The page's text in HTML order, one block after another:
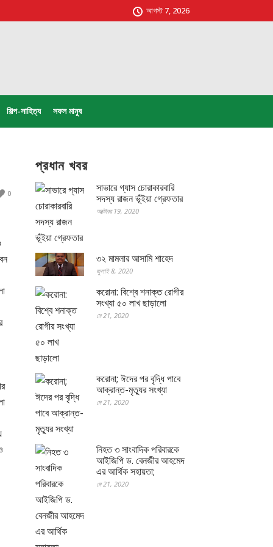
আগস্ট 7, 2026
শিল্প-সাহিত্য সফল মানুষ
0
প্রধান খবর
সাভারে গ্যাস চোরাকারবারি
সদস্য রাজন ভূঁইয়া গ্রেফতার
অক্টোবর 19, 2020
৩২ মামলার আসামি শাহেদ
জুলাই 8, 2020
করোনা: বিশ্বে শনাক্ত রোগীর
সংখ্যা ৫০ লাখ ছাড়ালো
মে 21, 2020
করোনা; ঈদের পর বৃদ্ধি পাবে
আক্রান্ত-মৃত্যুর সংখ্যা
মে 21, 2020
নিহত ৩ সাংবাদিক পরিবারকে
আইজিপি ড. বেনজীর আহমেদ
এর আর্থিক সহায়তা;
মে 21, 2020